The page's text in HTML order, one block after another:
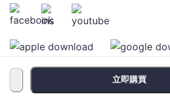
立即購買